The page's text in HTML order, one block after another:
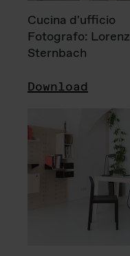
Cucina d'ufficio
Fotografo: Lorenz
Sternbach
Download